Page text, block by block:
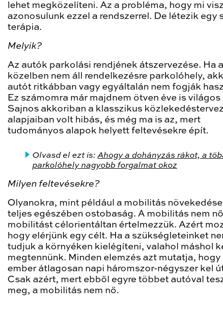
lehet megközelíteni. Az a probléma, hogy mi
azonosulunk ezzel a rendszerrel. De létezik egy
terápia.
Melyik?
Az autók parkolási rendjének átszervezése. Ha a
közelben nem áll rendelkezésre parkolóhely,
autót ritkábban vagy egyáltalán nem fogják
Ez számomra már majdnem ötven éve is világos
Sajnos akkoriban a klasszikus
alapjaiban volt hibás, és még ma is az, mert
tudományos alapok helyett feltevésekre épít.
Olvasd el ezt is:Ahogy a dohányzás rákot, a
parkolóhely nagyobb forgalmat okoz
Milyen feltevésekre?
Olyanokra, mint például a mobilitás
teljes egészében ostobaság. A mobilitás nem
mobilitást célorientáltan értelmezzük. Azért
hogy elérjünk egy célt. Ha a szükségleteinket
tudjuk a környéken kielégíteni, valahol máshol
megtennünk. Minden elemzés azt mutatja, hogy
ember átlagosan napi háromszor-négyszer kel
Csak azért, mert ebből egyre többet autóval
meg, a mobilitás nem nő.